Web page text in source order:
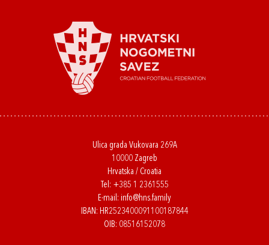
Ulica grada Vukovara 269A
10000 Zagreb
Hrvatska / Croatia
Tel: +385 1 2361555
E-mail: info@hns.family
IBAN: HR2523400091100187844
OIB: 08516152078